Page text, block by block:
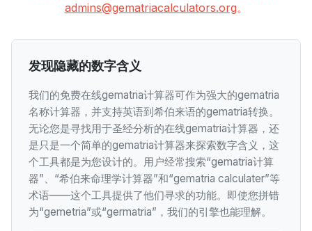
admins@gematriacalculators.org。
发现隐藏的数字含义
我们的免费在线gematria计算器可作为强大的gematria
名称计算器，并支持英语到希伯来语的gematria转换。
无论您是寻找用于圣经分析的在线gematria计算器，还
是只是一个简单的gematria计算器来探索数字含义，这
个工具都是为您设计的。用户经常搜索“gematria计算
器”、“希伯来命理学计算器”和“gematria calculater”等
术语——这个工具提供了他们寻求的功能。即使您拼错
为“gemetria”或“germatria”，我们的引擎也能理解。